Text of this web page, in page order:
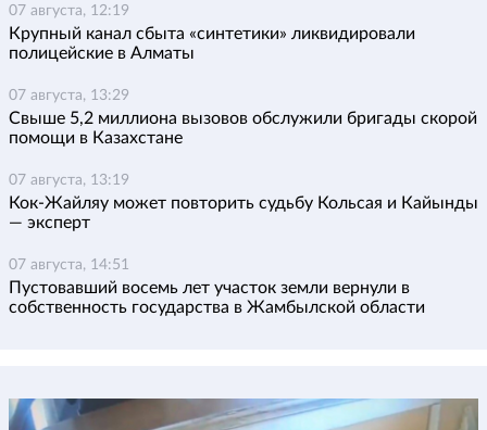
07 августа, 12:19
Крупный канал сбыта «синтетики» ликвидировали
полицейские в Алматы
07 августа, 13:29
Свыше 5,2 миллиона вызовов обслужили бригады скорой
помощи в Казахстане
07 августа, 13:19
Кок-Жайляу может повторить судьбу Кольсая и Кайынды
— эксперт
07 августа, 14:51
Пустовавший восемь лет участок земли вернули в
собственность государства в Жамбылской области